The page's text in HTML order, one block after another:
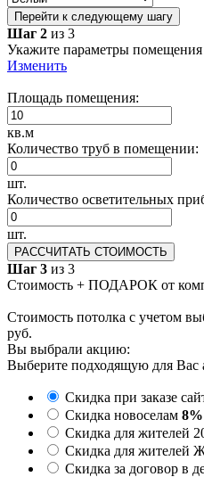
Перейти к следующему шагу
Шаг 2 из 3
Укажите параметры помещения
Изменить
Площадь помещения:
кв.м
Количество труб в помещении:
шт.
Количество осветительных
шт.
РАССЧИТАТЬ СТОИМОСТЬ
Шаг 3 из 3
Стоимость + ПОДАРОК от
Стоимость потолка с учетом
руб.
Вы выбрали акцию:
Выберите подходящую для Вас
Скидка при заказе
Скидка новоселам 8%
Скидка для жителей
Скидка для жителей
Скидка за договор в